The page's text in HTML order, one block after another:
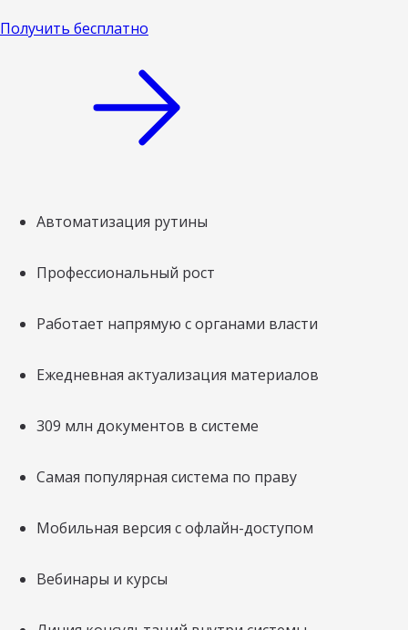
Получить бесплатно
Автоматизация рутины
Профессиональный рост
Работает напрямую с органами власти
Ежедневная актуализация материалов
309 млн документов в системе
Самая популярная система по праву
Мобильная версия с офлайн-доступом
Вебинары и курсы